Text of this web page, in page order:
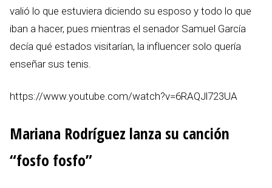
valió lo que estuviera diciendo su esposo y todo lo que
iban a hacer, pues mientras el senador Samuel García
decía qué estados visitarían, la influencer solo quería
enseñar sus tenis.
https://www.youtube.com/watch?v=6RAQJl723UA
Mariana Rodríguez lanza su canción
“fosfo fosfo”